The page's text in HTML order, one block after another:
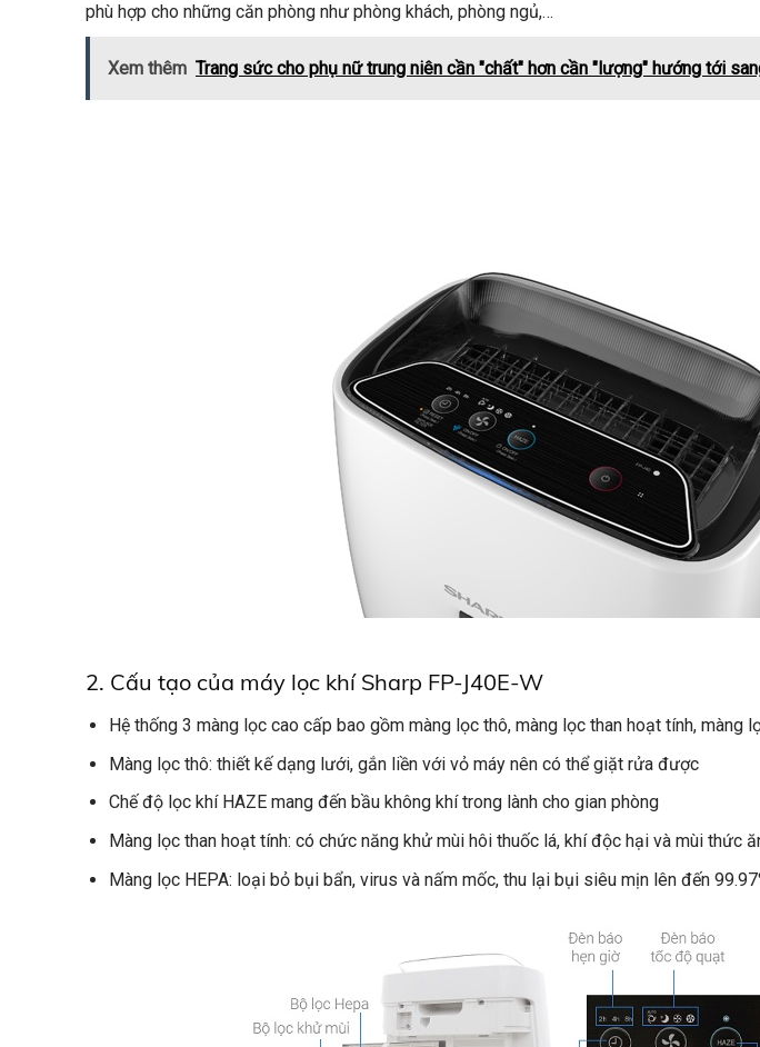
phù hợp cho những căn phòng như phòng khách, phòng ngủ,…
Xem thêm Trang sức cho phụ nữ trung niên cần "chất" hơn cần "lượng" hướng tới
2. Cấu tạo của máy lọc khí Sharp FP-J40E-W
Hệ thống 3 màng lọc cao cấp bao gồm màng lọc thô, màng lọc than hoạt tính, màng
Màng lọc thô: thiết kế dạng lưới, gắn liền với vỏ máy nên có thể giặt rửa được
Chế độ lọc khí HAZE mang đến bầu không khí trong lành cho gian phòng
Màng lọc than hoạt tính: có chức năng khử mùi hôi thuốc lá, khí độc hại và mùi thức
Màng lọc HEPA: loại bỏ bụi bẩn, virus và nấm mốc, thu lại bụi siêu mịn lên đến